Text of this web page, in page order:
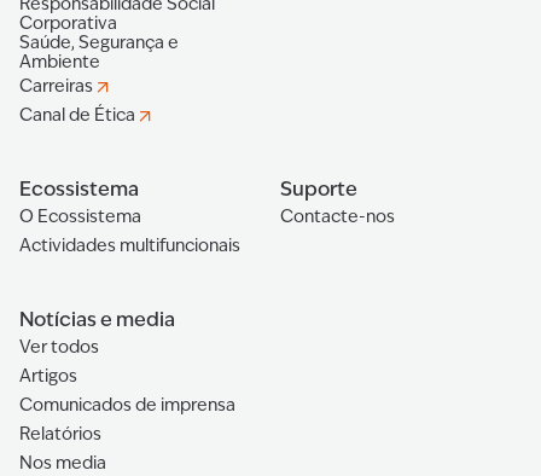
Corporativa
Saúde, Segurança e
Ambiente
Carreiras
Canal de Ética
Ecossistema
O Ecossistema
Actividades multifuncionais
Suporte
Contacte-nos
Notícias e media
Ver todos
Artigos
Comunicados de imprensa
Relatórios
Nos media